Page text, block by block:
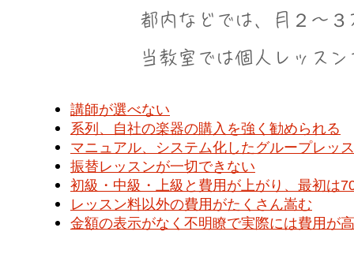
都内などでは、月２〜
当教室では個人レッス
講師が選べない
系列、自社の楽器の購入を強く勧められる
マニュアル、システム化したグループレッ
振替レッスンが一切できない
初級・中級・上級と費用が上がり、最初は
レッスン料以外の費用がたくさん嵩む
金額の表示がなく不明瞭で実際には費用が